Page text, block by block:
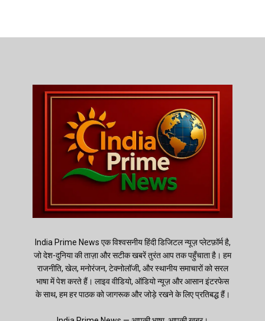
India Prime News एक विश्वसनीय हिंदी डिजिटल न्यूज़ प्लेटफ़ॉर्म है,
जो देश-दुनिया की ताज़ा और सटीक खबरें तुरंत आप तक पहुँचाता है। हम
राजनीति, खेल, मनोरंजन, टेक्नोलॉजी, और स्थानीय समाचारों को सरल
भाषा में पेश करते हैं। लाइव वीडियो, ऑडियो न्यूज़ और आसान इंटरफेस
के साथ, हम हर पाठक को जागरूक और जोड़े रखने के लिए प्रतिबद्ध हैं।